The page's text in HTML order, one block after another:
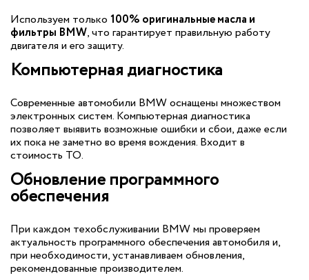
Используем только 100% оригинальные масла и
фильтры BMW, что гарантирует правильную работу
двигателя и его защиту.
Компьютерная диагностика
Современные автомобили BMW оснащены множеством
электронных систем. Компьютерная диагностика
позволяет выявить возможные ошибки и сбои, даже если
их пока не заметно во время вождения. Входит в
стоимость ТО.
Обновление программного
обеспечения
При каждом техобслуживании BMW мы проверяем
актуальность программного обеспечения автомобиля и,
при необходимости, устанавливаем обновления,
рекомендованные производителем.